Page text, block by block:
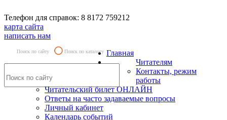
Телефон для справок: 8 8172 759212
карта сайта
написать нам
Поиск по сайту Поиск по каталогу Главная
Читателям
Контакты, режим
работы
Читательский билет ОНЛАЙН
Ответы на часто задаваемые вопросы
Личный кабинет
Календарь событий